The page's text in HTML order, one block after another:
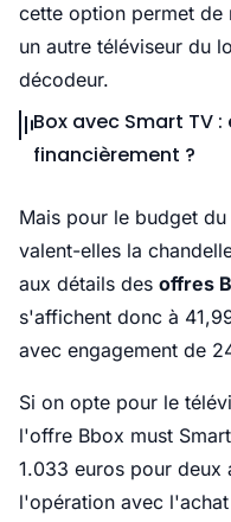
cette option permet de
un autre téléviseur du
décodeur.
Box avec Smart TV
financièrement ?
Mais pour le budget
valent-elles la
aux détails des offres
s'affichent donc à
avec engagement de
Si on opte pour le
l'offre Bbox must
1.033 euros pour deux
l'opération avec